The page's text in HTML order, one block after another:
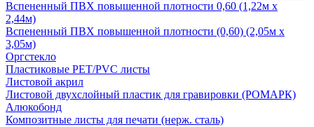
Вспененный ПВХ повышенной плотности 0,60 (1,22м х
2,44м)
Вспененный ПВХ повышенной плотности (0,60) (2,05м х
3,05м)
Оргстекло
Пластиковые PET/PVC листы
Листовой акрил
Листовой двухслойный пластик для гравировки (РОМАРК)
Алюкобонд
Композитные листы для печати (нерж. сталь)